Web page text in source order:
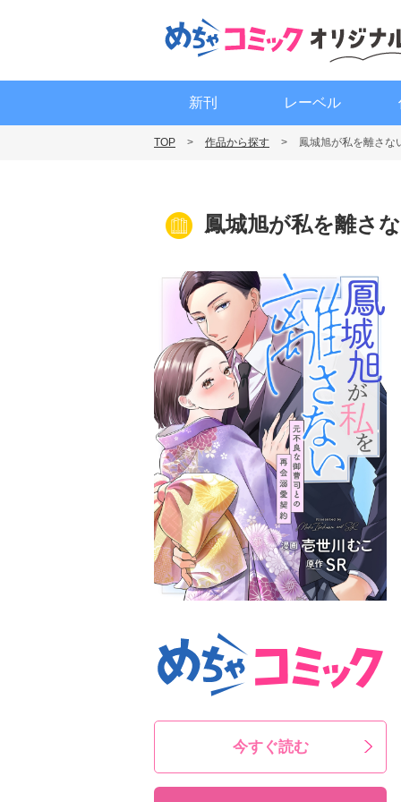
新刊 レーベル
TOP 作品から探す 鳳城旭が私を離さな
鳳城旭が私を離さ
今すぐ読む